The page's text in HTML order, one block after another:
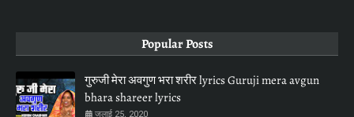
Popular Posts
गुरुजी मेरा अवगुण भरा शरीर lyrics Guruji mera avgun
bhara shareer lyrics
जुलाई 25, 2020